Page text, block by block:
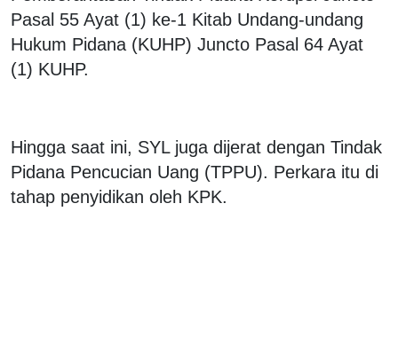
Pasal 55 Ayat (1) ke-1 Kitab Undang-undang
Hukum Pidana (KUHP) Juncto Pasal 64 Ayat
(1) KUHP.
Hingga saat ini, SYL juga dijerat dengan Tindak
Pidana Pencucian Uang (TPPU). Perkara itu di
tahap penyidikan oleh KPK.